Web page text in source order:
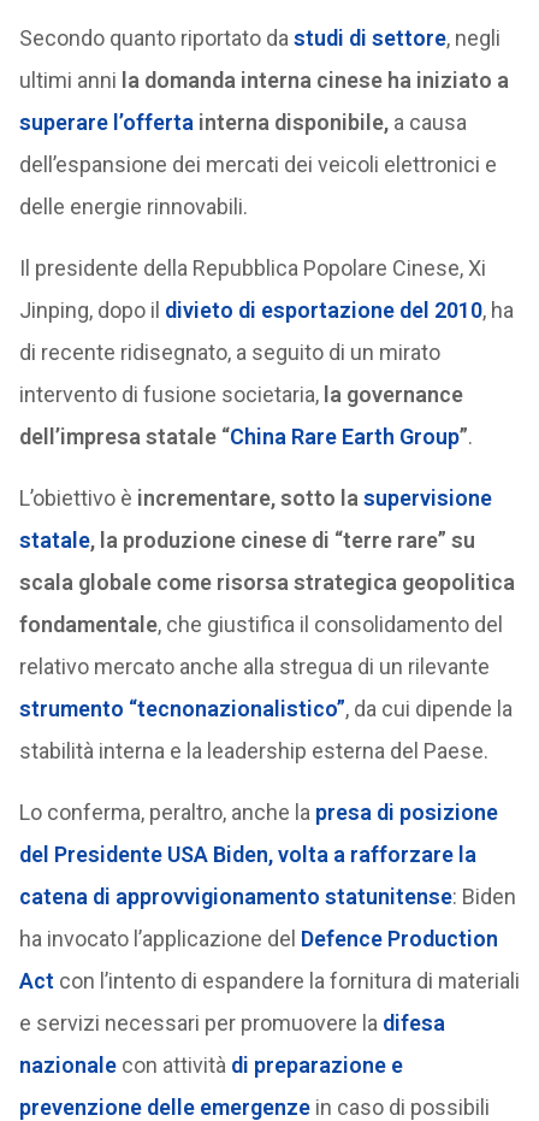
Secondo quanto riportato da studi di settore, negli
ultimi anni la domanda interna cinese ha iniziato a
superare l’offerta interna disponibile,a causa
dell’espansione dei mercati dei veicoli elettronici e
delle energie rinnovabili.
Il presidente della Repubblica Popolare Cinese, Xi
Jinping, dopo il divieto di esportazione del 2010, ha
di recente ridisegnato, a seguito di un mirato
intervento di fusione societaria, la governance
dell’impresa statale “China Rare Earth Group”.
L’obiettivo è incrementare, sotto la supervisione
statale, la produzione cinese di “terre rare” su
scala globale come risorsa strategica geopolitica
fondamentale, che giustifica il consolidamento del
relativo mercato anche alla stregua di un rilevante
strumento “tecnonazionalistico”, da cui dipende la
stabilità interna e la leadership esterna del Paese.
Lo conferma, peraltro, anche la presa di posizione
del Presidente USA Biden, volta a rafforzare la
catena di approvvigionamento statunitense: Biden
ha invocato l’applicazione del Defence Production
Act con l’intento di espandere la fornitura di materiali
e servizi necessari per promuovere la difesa
nazionalecon attività di preparazione e
prevenzione delle emergenzein caso di possibili